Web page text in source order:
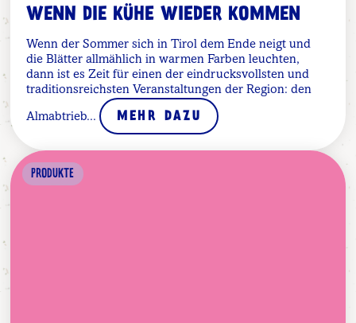
WENN DIE KÜHE WIEDER KOMMEN
Wenn der Sommer sich in Tirol dem Ende neigt und
die Blätter allmählich in warmen Farben leuchten,
dann ist es Zeit für einen der eindrucksvollsten und
traditionsreichsten Veranstaltungen der Region: den
Almabtrieb... MEHR DAZU
PRODUKTE